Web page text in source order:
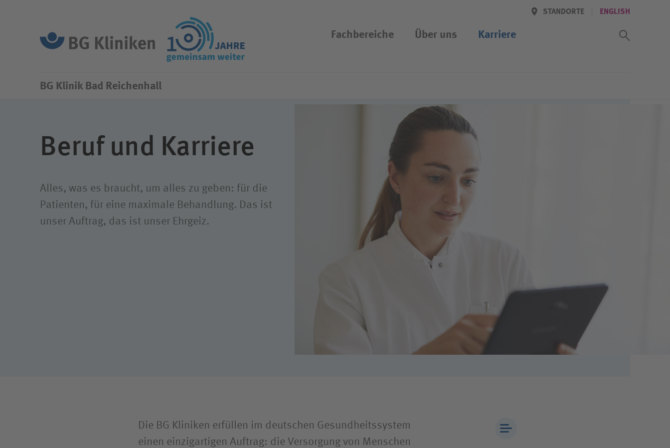
STANDORTE ENGLISH
Fachbereiche Über uns
Unsere Geschichte
Klimaschutz
Unser Leitbild
Berufskrankheiten
Rehabilitation und Prävention
Diagnostik und Therapie
Karriere
BG Klinik Bad Reichenhall
Beruf und Karriere
Alles, was es braucht, um alles zu geben: für die
Patienten, für eine maximale Behandlung. Das ist
unser Auftrag, das ist unser Ehrgeiz.
Die BG Kliniken erfüllen im deutschen Gesundheitssystem
einen einzigartigen Auftrag: die Versorgung von Menschen